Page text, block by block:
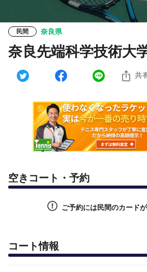
民間 奈良県
奈良先端科学技術大
共
空きコート・予約
ご予約には民間のカードが
コート情報